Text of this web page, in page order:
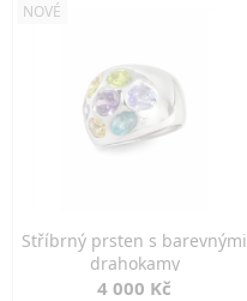
NOVÉ
Stříbrný prsten s barevnými
drahokamy
4 000 Kč